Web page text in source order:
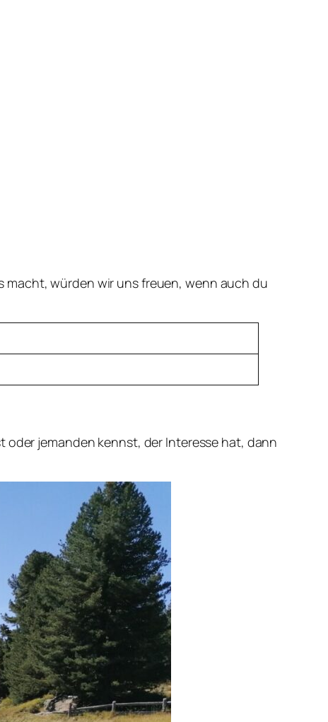
macht, würden wir uns freuen, wenn auch du
oder jemanden kennst, der Interesse hat, dann